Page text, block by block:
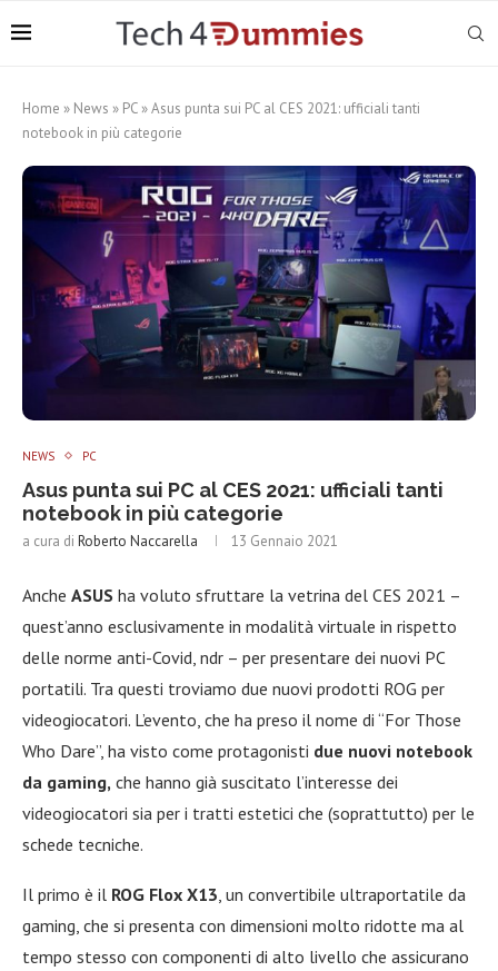
Home » News » PC »Asus punta sui PC al CES 2021: ufficiali tanti
notebook in più categorie
NEWS PC
Asus punta sui PC al CES 2021: ufficiali tanti
notebook in più categorie
a cura di Roberto Naccarella 13 Gennaio 2021
Anche ASUS ha voluto sfruttare la vetrina del CES 2021 –
quest’anno esclusivamente in modalità virtuale in rispetto
delle norme anti-Covid, ndr – per presentare dei nuovi PC
portatili. Tra questi troviamo due nuovi prodotti ROG per
videogiocatori. L’evento, che ha preso il nome di “For Those
Who Dare”, ha visto come protagonisti due nuovi notebook
da gaming, che hanno già suscitato l’interesse dei
videogiocatori sia per i tratti estetici che (soprattutto) per le
schede tecniche.
Il primo è il ROG Flox X13 , un convertibile ultraportatile da
gaming, che si presenta con dimensioni molto ridotte ma al
tempo stesso con componenti di alto livello che assicurano